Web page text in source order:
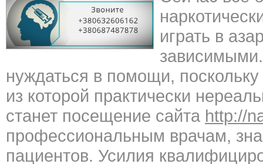
играть в
нуждаться в помощи,
из которой практически
станет посещение сайта http://
профессиональным врачам,
пациентов. Усилия